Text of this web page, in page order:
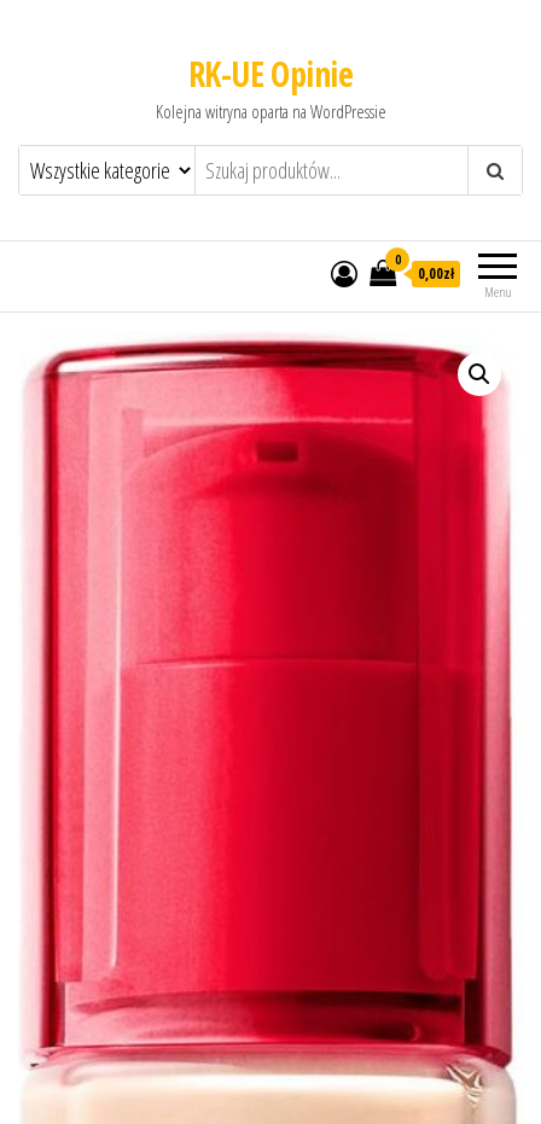
RK-UE Opinie
Kolejna witryna oparta na WordPressie
Menu
0
0,00zł